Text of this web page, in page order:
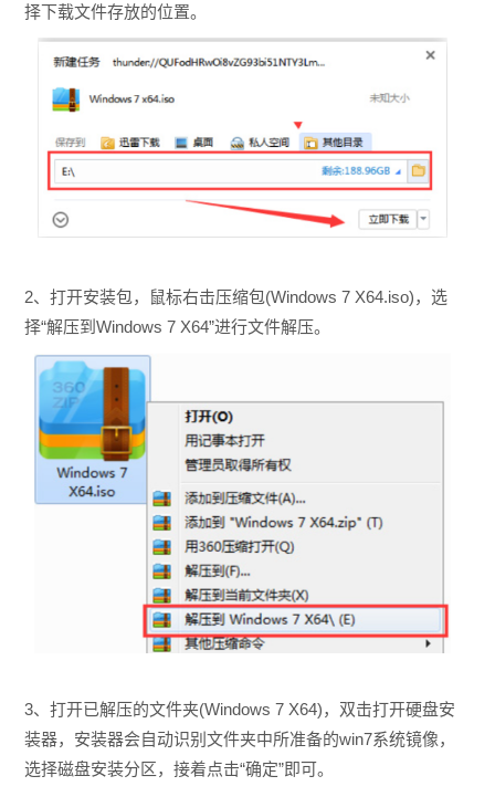
择下载文件存放的位置。
2、打开安装包，鼠标右击压缩包(Windows 7 X64.iso)，选
择“解压到Windows 7 X64”进行文件解压。
3、打开已解压的文件夹(Windows 7 X64)，双击打开硬盘安
装器，安装器会自动识别文件夹中所准备的win7系统镜像，
选择磁盘安装分区，接着点击“确定”即可。